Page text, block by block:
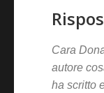
Cara
autore
ha scritto